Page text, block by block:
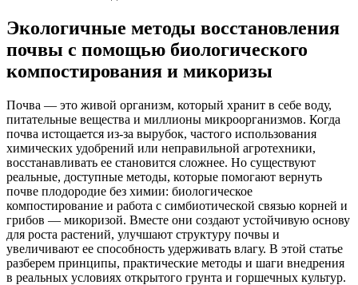
Экологичные методы восстановления
почвы с помощью биологического
компостирования и микоризы
Почва — это живой организм, который хранит в себе воду,
питательные вещества и миллионы микроорганизмов. Когда
почва истощается из-за вырубок, частого использования
химических удобрений или неправильной агротехники,
восстанавливать ее становится сложнее. Но существуют
реальные, доступные методы, которые помогают вернуть
почве плодородие без химии: биологическое
компостирование и работа с симбиотической связью корней и
грибов — микоризой. Вместе они создают устойчивую основу
для роста растений, улучшают структуру почвы и
увеличивают ее способность удерживать влагу. В этой статье
разберем принципы, практические методы и шаги внедрения
в реальных условиях открытого грунта и горшечных культур.